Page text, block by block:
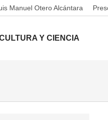
Manuel Otero Alcántara
Y CIENCIA